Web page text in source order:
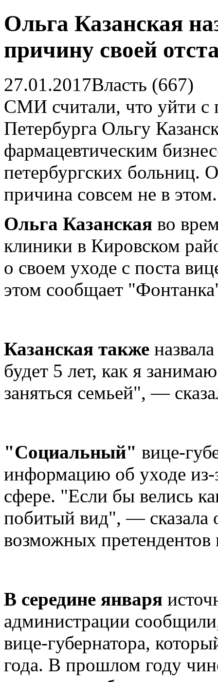
Ольга Казанская
причину своей
27.01.2017Власть (667)
СМИ считали, что уйти с
Петербурга Ольгу
фармацевтическим
петербургских больниц.
причина совсем не в этом.
Ольга Казанская во
клиники в Кировском
о своем уходе с поста
этом сообщает
Казанская также
будет 5 лет, как я
заняться семьей", —
"Социальный" вице-
информацию об уходе из-
сфере. "Если бы велись
побитый вид", — сказала
возможных претендентов
В середине января
администрации
вице-губернатора,
года. В прошлом году